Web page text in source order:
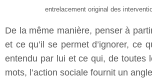
entrelacement original des
De la même manière, penser à
et ce qu’il se permet d’ignorer, ce
entendu par lui et ce qui, de toutes
mots, l’action sociale fournit un